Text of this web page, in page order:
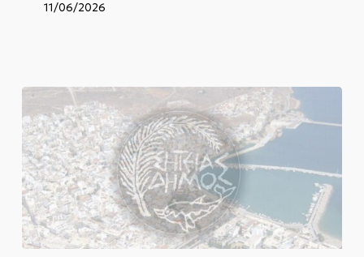
11/06/2026